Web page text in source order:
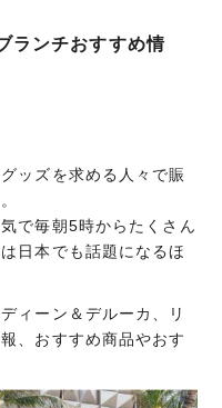
ランチおすすめ情
ッズを求める人々で賑
で毎朝5時からたくさん
日本でも話題になるほ
ィーン＆デルーカ、リ
、おすすめ商品やおす